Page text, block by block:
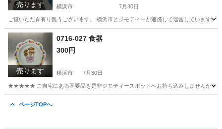
売ります 横浜市 7月30日
ご覧いただき有り難うございます。 横浜市とジモティーが連携して運営していま
神奈川 横浜市 リユース
売ります
0716-027 食器
300円
横浜市 7月30日
★★★★★ ご自宅にある不要品を是非ジモティースポットへお持ち込みしませんか？
ページTOPへ